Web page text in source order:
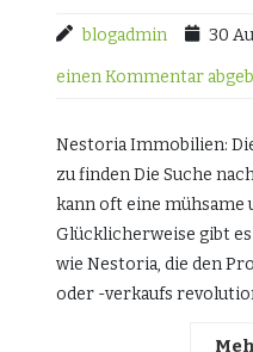
blogadmin 30
einen Kommentar
Nestoria Immobilien:
zu finden Die Suche
kann oft eine mühsame
Glücklicherweise gibt
wie Nestoria, die den
oder -verkaufs